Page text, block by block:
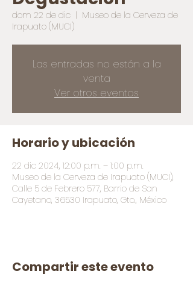
dom 22 de dic
  |
Museo de la Cerveza de
Irapuato (MUCI)
Las entradas no están a la
venta
Ver otros eventos
Horario y ubicación
22 dic 2024, 12:00 p.m. – 1:00 p.m.
Museo de la Cerveza de Irapuato (MUCI),
Calle 5 de Febrero 577, Barrio de San
Cayetano, 36530 Irapuato, Gto., México
Compartir este evento